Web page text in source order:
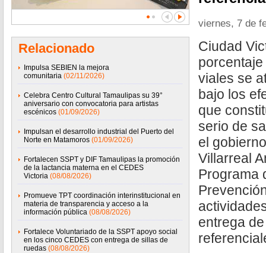
Relacionado
Impulsa SEBIEN la mejora
comunitaria (02/11/2026)
Celebra Centro Cultural Tamaulipas su 39°
aniversario con convocatoria para artistas
escénicos (01/09/2026)
Impulsan el desarrollo industrial del Puerto del
Norte en Matamoros (01/09/2026)
Fortalecen SSPT y DIF Tamaulipas la promoción
de la lactancia materna en el CEDES
Victoria (08/08/2026)
Promueve TPT coordinación interinstitucional en
materia de transparencia y acceso a la
información pública (08/08/2026)
Fortalece Voluntariado de la SSPT apoyo social
en los cinco CEDES con entrega de sillas de
ruedas (08/08/2026)
viernes, 7 de
Ciudad
viales se
bajo los
que
serio de
el
Villarreal
Programa
entrega